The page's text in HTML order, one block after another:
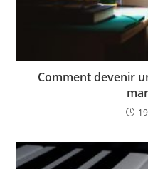
Comment devenir